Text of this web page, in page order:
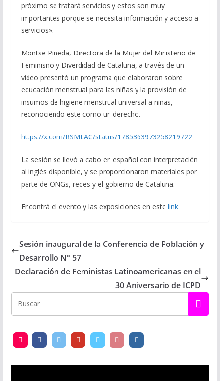
próximo se tratará servicios y estos son muy
importantes porque se necesita información y acceso a
servicios».
Montse Pineda, Directora de la Mujer del Ministerio de
Feminisno y Diverdidad de Cataluña, a través de un
video presentó un programa que elaboraron sobre
educación menstrual para las niñas y la provisión de
insumos de higiene menstrual universal a niñas,
reconociendo este como un derecho.
https://x.com/RSMLAC/status/1785363973258219722
La sesión se llevó a cabo en español con interpretación
al inglés disponible, y se proporcionaron materiales por
parte de ONGs, redes y el gobierno de Cataluña.
Encontrá el evento y las exposiciones en este link
Sesión inaugural de la Conferencia de Población y
Desarrollo N° 57
Declaración de Feministas Latinoamericanas en el
30 Aniversario de ICPD